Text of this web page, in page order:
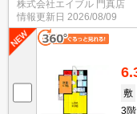
株式会社エイブル 門真店
情報更新日 2026/08/09
敷
3階